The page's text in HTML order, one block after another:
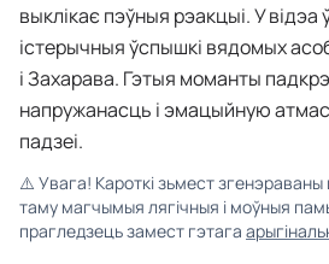
выклікає пэўныя рэакцыі. У
істерычныя ўспышкі вядомых
і Захарава. Гэтыя моманты
напружанасць і эмацыйную
падзеі.
⚠️ Увага! Кароткі зьмест
таму магчымыя лягічныя і моўныя
прагледзець замест гэтага